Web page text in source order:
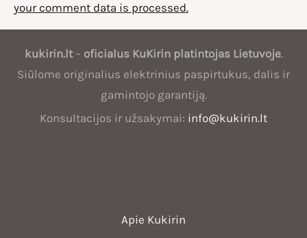
your comment data is processed.
Oficialus
KuKirin
Lietuvoje
kukirin.lt– oficialus KuKirinplatintojas Lietuvoje.
Siūlome originalius elektrinius paspirtukus, dalis ir
gamintojo garantiją.
Konsultacijos ir užsakymai: info@kukirin.lt
Apie Kukirin